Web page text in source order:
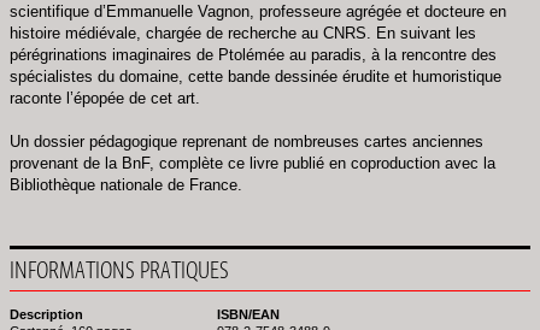
scientifique d’Emmanuelle Vagnon, professeure agrégée et docteure en
histoire médiévale, chargée de recherche au CNRS. En suivant les
pérégrinations imaginaires de Ptolémée au paradis, à la rencontre des
spécialistes du domaine, cette bande dessinée érudite et humoristique
raconte l’épopée de cet art.
Un dossier pédagogique reprenant de nombreuses cartes anciennes
provenant de la BnF, complète ce livre publié en coproduction avec la
Bibliothèque nationale de France.
INFORMATIONS PRATIQUES
Description
ISBN/EAN